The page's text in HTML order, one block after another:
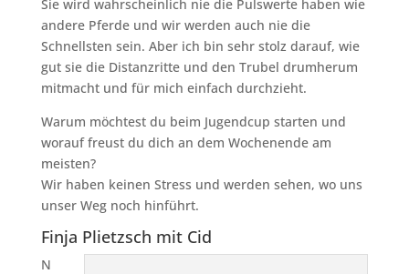
Sie wird wahrscheinlich nie die Pulswerte haben wie
andere Pferde und wir werden auch nie die
Schnellsten sein. Aber ich bin sehr stolz darauf, wie
gut sie die Distanzritte und den Trubel drumherum
mitmacht und für mich einfach durchzieht.
Warum möchtest du beim Jugendcup starten und
worauf freust du dich an dem Wochenende am
meisten?
Wir haben keinen Stress und werden sehen, wo uns
unser Weg noch hinführt.
Finja Plietzsch mit Cid
N